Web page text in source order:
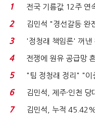
1
전국 기름값 12주 연
발윳값 1909원...
2
김민석 "경선갈등 완
청래 "반명 공세 사...
3
'정청래 책임론' 꺼낸
는 추가투표 때리기...
4
전쟁에 원유 공급망
에너지안보 핵심...
5
"팀 정청래 정리" "
주 최고위원 계파 다...
6
김민석, 제주·인천 당
위'(1보)...
7
김민석, 누적